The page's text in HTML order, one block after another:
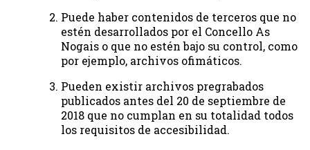
Puede haber contenidos de terceros que no
estén desarrollados por el Concello As
Nogais o que no estén bajo su control, como
por ejemplo, archivos ofimáticos.
Pueden existir archivos pregrabados
publicados antes del 20 de septiembre de
2018 que no cumplan en su totalidad todos
los requisitos de accesibilidad.